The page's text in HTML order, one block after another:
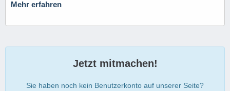
Mehr erfahren
Jetzt mitmachen!
Sie haben noch kein Benutzerkonto auf unserer Seite?